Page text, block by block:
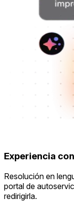
Experiencia
Resolución en
portal de
redirigirla.